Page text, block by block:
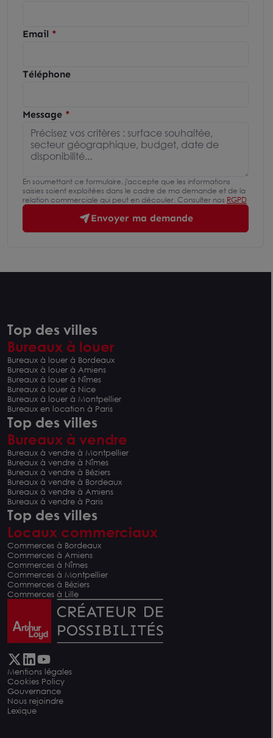
Email
Téléphone
Message
En soumettant ce formulaire, j'accepte que les informations
saisies soient exploitées dans le cadre de ma demande et de la
relation commerciale qui peut en découler. Consulter nos RGPD
Envoyer ma demande
Top des villes
Bureaux à louer
Bureaux à louer à Bordeaux
Bureaux à louer à Amiens
Bureaux à louer à Nîmes
Bureaux à louer à Nice
Bureaux à louer à Montpellier
Bureaux en location à Paris
Top des villes
Bureaux à vendre
Bureaux à vendre à Montpellier
Bureaux à vendre à Nîmes
Bureaux à vendre à Béziers
Bureaux à vendre à Bordeaux
Bureaux à vendre à Amiens
Bureaux à vendre à Paris
Top des villes
Locaux commerciaux
Commerces à Bordeaux
Commerces à Amiens
Commerces à Nîmes
Commerces à Montpellier
Commerces à Béziers
Commerces à Lille
Mentions légales
Cookies Policy
Gouvernance
Nous rejoindre
Lexique